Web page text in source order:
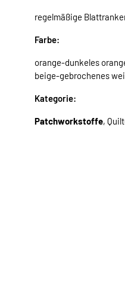
regelmäßige
Farbe:
orange-dunkeles
beige-gebrochenes
Kategorie:
Patchworkstoffe,